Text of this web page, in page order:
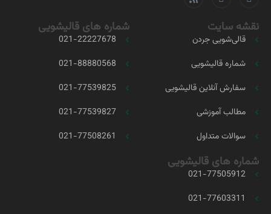
نقشه سایت
قالی‌شویی جردن
شماره قالیشویی
سفارش آنلاین قالیشویی
مطالب آموزشی
سوالات متداول
شماره های قالیشویی
021-22227678
021-88880568
021-77539825
021-77539827
021-77508261
شماره های قالیشویی
021-77505912
021-77603311